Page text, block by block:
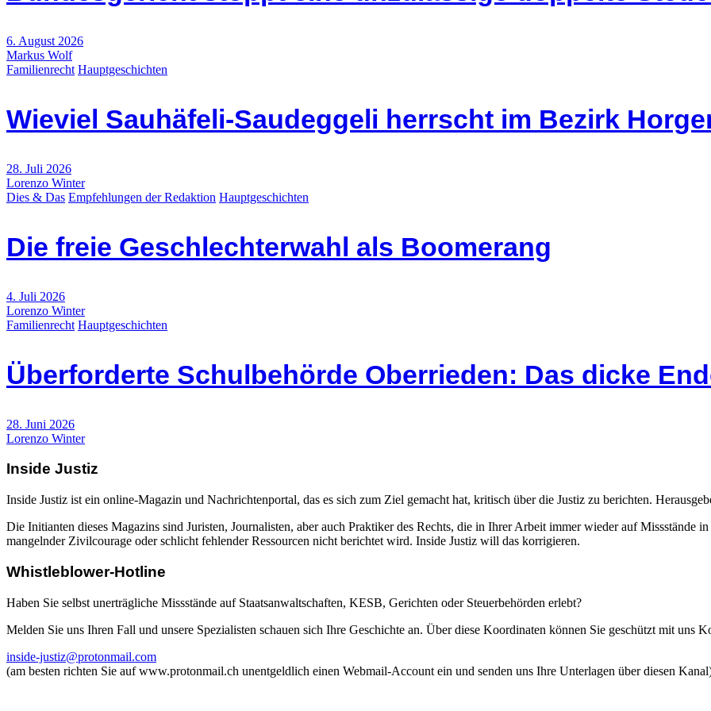
6. August 2026
Markus Wolf
Familienrecht Hauptgeschichten
Wieviel Sauhäfeli-Saudeggeli herrscht im Bezirk
28. Juli 2026
Lorenzo Winter
Dies & Das Empfehlungen der Redaktion Hauptgeschichten
Die freie Geschlechterwahl als Boomerang
4. Juli 2026
Lorenzo Winter
Familienrecht Hauptgeschichten
Überforderte Schulbehörde Oberrieden: Das dicke
28. Juni 2026
Lorenzo Winter
Inside Justiz
Inside Justiz ist ein online-Magazin und Nachrichtenportal, das es sich zum Ziel gemacht hat, kritisch über die Justiz zu berichten.
Die Initianten dieses Magazins sind Juristen, Journalisten, aber auch Praktiker des Rechts, die in Ihrer Arbeit immer wieder auf Missstände
mangelnder Zivilcourage oder schlicht fehlender Ressourcen nicht berichtet wird. Inside Justiz will das korrigieren.
Whistleblower-Hotline
Haben Sie selbst unerträgliche Missstände auf Staatsanwaltschaften, KESB, Gerichten oder Steuerbehörden erlebt?
Melden Sie uns Ihren Fall und unsere Spezialisten schauen sich Ihre Geschichte an. Über diese Koordinaten können Sie geschützt mit uns
inside-justiz@protonmail.com
(am besten richten Sie auf www.protonmail.ch unentgeldlich einen Webmail-Account ein und senden uns Ihre Unterlagen über diesen